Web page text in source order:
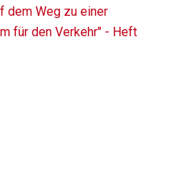
dem Weg zu einer
für den Verkehr" - Heft